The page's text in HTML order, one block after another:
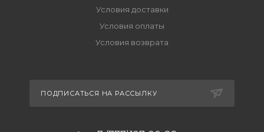
Условия доставки
Условия оплаты
Условия возврата
ПОДПИСАТЬСЯ НА РАССЫЛКУ